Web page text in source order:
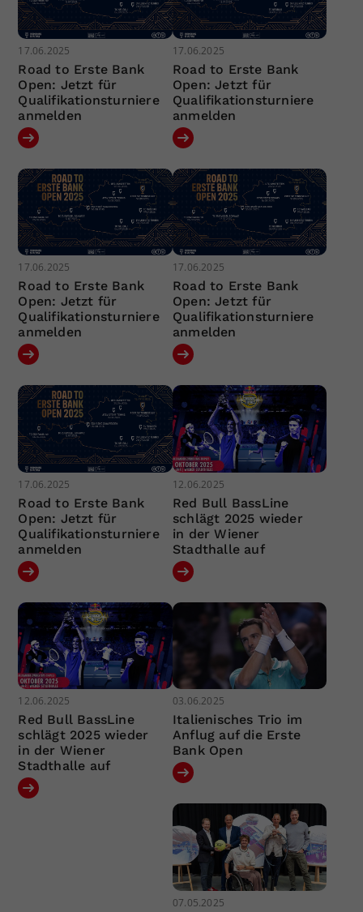
17.06.2025
Road to Erste Bank
Open: Jetzt für
Qualifikationsturniere
anmelden
17.06.2025
Road to Erste Bank
Open: Jetzt für
Qualifikationsturniere
anmelden
17.06.2025
Road to Erste Bank
Open: Jetzt für
Qualifikationsturniere
anmelden
17.06.2025
Road to Erste Bank
Open: Jetzt für
Qualifikationsturniere
anmelden
17.06.2025
Road to Erste Bank
Open: Jetzt für
Qualifikationsturniere
anmelden
12.06.2025
Red Bull BassLine
schlägt 2025 wieder
in der Wiener
Stadthalle auf
12.06.2025
Red Bull BassLine
schlägt 2025 wieder
in der Wiener
Stadthalle auf
03.06.2025
Italienisches Trio im
Anflug auf die Erste
Bank Open
07.05.2025